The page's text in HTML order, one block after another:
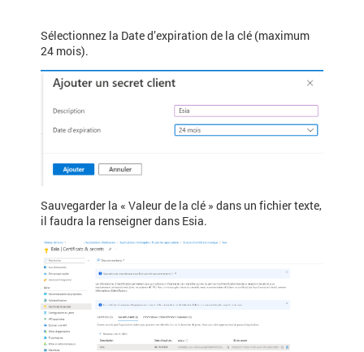
Sélectionnez la Date d’expiration de la clé (maximum
24 mois).
Sauvegarder la « Valeur de la clé » dans un fichier texte,
il faudra la renseigner dans Esia.